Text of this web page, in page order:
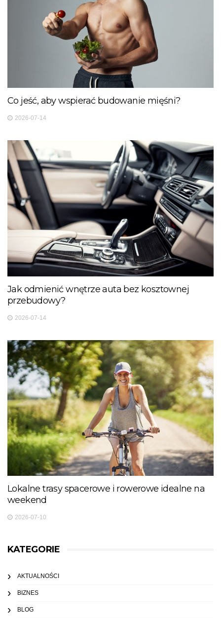
Co jeść, aby wspierać budowanie mięśni?
2026-07-14
Jak odmienić wnętrze auta bez kosztownej
przebudowy?
2026-07-14
Lokalne trasy spacerowe i rowerowe idealne na
weekend
2026-07-10
KATEGORIE
AKTUALNOŚCI
BIZNES
BLOG